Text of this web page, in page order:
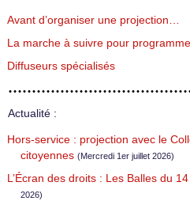
Avant d’organiser une projection…
La marche à suivre pour
Diffuseurs spécialisés
Actualité :
Hors-service : projection avec le
citoyennes (Mercredi 1er juillet 2026)
L’Écran des droits : Les Balles du
2026)